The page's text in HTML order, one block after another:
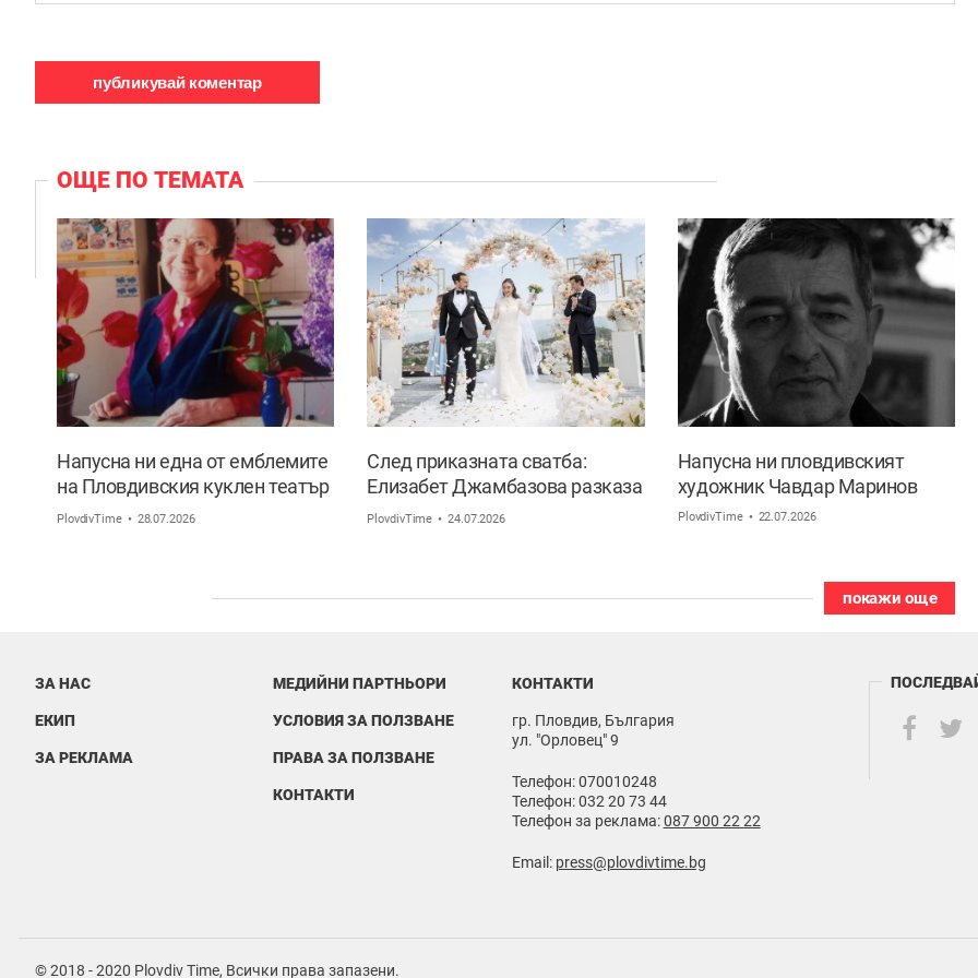
ОЩЕ ПО ТЕМАТА
Напусна ни една от емблемите
на Пловдивския куклен театър
Маргарита Апостолова
PlovdivTime 28.07.2026
След приказната сватба:
Елизабет Джамбазова разказа
за най-важния ден в живота си
PlovdivTime 24.07.2026
Напусна ни пловдивският
художник Чавдар Маринов
PlovdivTime 22.07.2026
покажи още
ЗА НАС
ЕКИП
ЗА РЕКЛАМА
МЕДИЙНИ ПАРТНЬОРИ
УСЛОВИЯ ЗА ПОЛЗВАНЕ
ПРАВА ЗА ПОЛЗВАНЕ
КОНТАКТИ
КОНТАКТИ
гр. Пловдив, България
ул. "Орловец" 9
Телефон: 070010248
Телефон: 032 20 73 44
Телефон за реклама:087 900 22 22
Email: press@plovdivtime.bg
© 2018 - 2020 Plovdiv Time, Всички права запазени.